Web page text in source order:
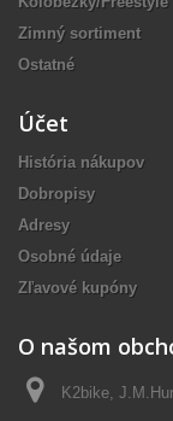
Zimný sortiment
Ostatné
Účet
História nákupov
Dobropisy
Adresy
Osobné údaje
Zľavové kupóny
O našom
K2bike,